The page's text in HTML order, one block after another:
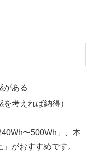
がある
考えれば納得）
〜500Wh」、本
がおすすめです。